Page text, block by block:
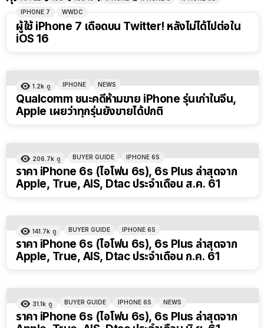
IPHONE 7
WWDC
ผู้ใช้ iPhone 7 เดือดบน Twitter! หลังไม่ได้ไปต่อใน
iOS 16
1.2k ดู IPHONE NEWS
Qualcomm ชนะคดีห้ามขาย iPhone รุ่นเก่าในจีน,
Apple เผยว่าทุกรุ่นยังขายได้ปกติ
206.7k ดู BUYER GUIDE IPHONE 6S
ราคา iPhone 6s (ไอโฟน 6s), 6s Plus ล่าสุดจาก
Apple, True, AIS, Dtac ประจำเดือน ส.ค. 61
141.7k ดู BUYER GUIDE IPHONE 6S
ราคา iPhone 6s (ไอโฟน 6s), 6s Plus ล่าสุดจาก
Apple, True, AIS, Dtac ประจำเดือน ก.ค. 61
31.1k ดู BUYER GUIDE IPHONE 6S NEWS
ราคา iPhone 6s (ไอโฟน 6s), 6s Plus ล่าสุดจาก